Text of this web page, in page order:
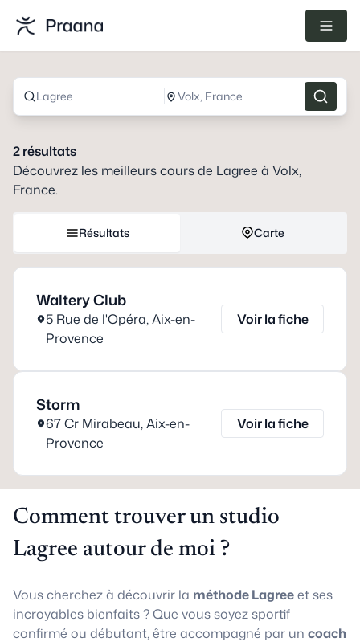
Lagree Volx, France
2résultats
Découvrez les meilleurs cours de Lagree à Volx,
France.
Résultats Carte
Waltery Club
5 Rue de l'Opéra,Aix-en-
Provence
Voir la fiche
Storm
67 Cr Mirabeau,Aix-en-
Provence
Voir la fiche
Comment trouver un studio
Lagree autour de moi ?
Vous cherchez à découvrir la méthode Lagreeet ses
incroyables bienfaits ? Que vous soyez sportif
confirmé ou débutant, être accompagné par un coach